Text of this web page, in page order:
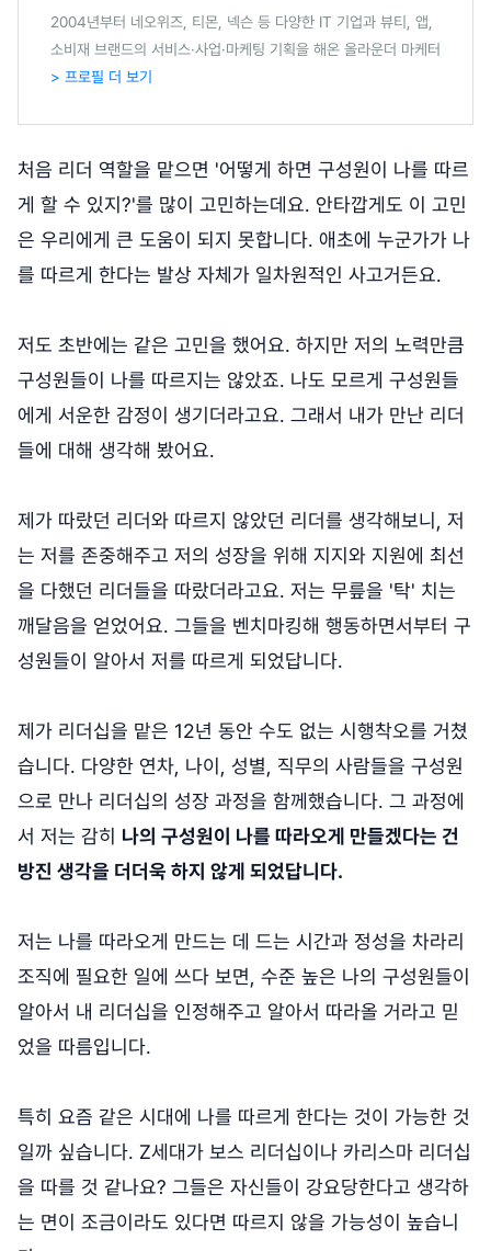
2004년부터 네오위즈, 티몬, 넥슨 등 다양한 IT 기업과 뷰티, 앱,
소비재 브랜드의 서비스·사업·마케팅 기획을 해온 올라운더 마케터
> 프로필 더 보기
처음 리더 역할을 맡으면 '어떻게 하면 구성원이 나를 따르
게 할 수 있지?'를 많이 고민하는데요. 안타깝게도 이 고민
은 우리에게 큰 도움이 되지 못합니다. 애초에 누군가가 나
를 따르게 한다는 발상 자체가 일차원적인 사고거든요.
저도 초반에는 같은 고민을 했어요. 하지만 저의 노력만큼
구성원들이 나를 따르지는 않았죠. 나도 모르게 구성원들
에게 서운한 감정이 생기더라고요. 그래서 내가 만난 리더
들에 대해 생각해 봤어요.
제가 따랐던 리더와 따르지 않았던 리더를 생각해보니, 저
는 저를 존중해주고 저의 성장을 위해 지지와 지원에 최선
을 다했던 리더들을 따랐더라고요. 저는 무릎을 '탁' 치는
깨달음을 얻었어요. 그들을 벤치마킹해 행동하면서부터 구
성원들이 알아서 저를 따르게 되었답니다.
제가 리더십을 맡은 12년 동안 수도 없는 시행착오를 거쳤
습니다. 다양한 연차, 나이, 성별, 직무의 사람들을 구성원
으로 만나 리더십의 성장 과정을 함께했습니다. 그 과정에
서 저는 감히 나의 구성원이 나를 따라오게 만들겠다는 건
방진 생각을 더더욱 하지 않게 되었답니다.
저는 나를 따라오게 만드는 데 드는 시간과 정성을 차라리
조직에 필요한 일에 쓰다 보면, 수준 높은 나의 구성원들이
알아서 내 리더십을 인정해주고 알아서 따라올 거라고 믿
었을 따름입니다.
특히 요즘 같은 시대에 나를 따르게 한다는 것이 가능한 것
일까 싶습니다. Z세대가 보스 리더십이나 카리스마 리더십
을 따를 것 같나요? 그들은 자신들이 강요당한다고 생각하
는 면이 조금이라도 있다면 따르지 않을 가능성이 높습니